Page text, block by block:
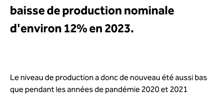
baisse de production nominale
d'environ 12% en 2023.
Le niveau de production a donc de nouveau été aussi bas
que pendant les années de pandémie 2020 et 2021